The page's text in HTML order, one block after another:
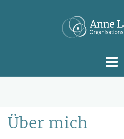
Über mich